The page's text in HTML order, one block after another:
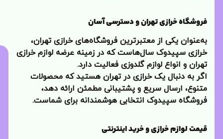
فروشگاه خرازی تهران و دسترسی آسان
به‌عنوان یکی از معتبرترین فروشگاه‌های خرازی تهران،
خرازی سپیدوک سال‌هاست که در زمینه عرضه لوازم خرازی
تهران و انواع لوازم گلدوزی فعالیت دارد.
اگر به دنبال یک خرازی در تهران هستید که محصولات
متنوع، ارسال سریع و پشتیبانی مطمئن ارائه دهد،
فروشگاه سپیدوک انتخابی هوشمندانه برای شماست.
قیمت لوازم خرازی و خرید اینترنتی